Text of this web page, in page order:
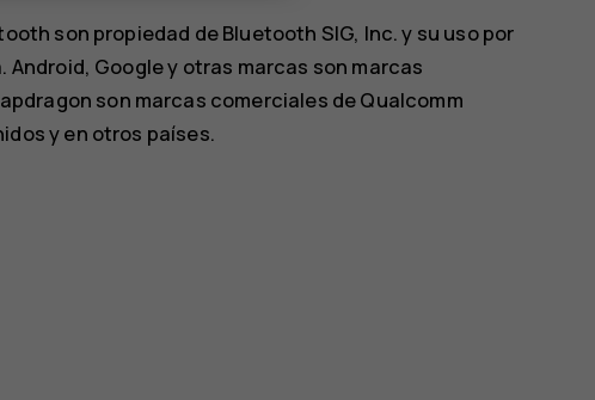
son propiedad de Bluetooth SIG, Inc. y su uso por
Google y otras marcas son marcas
son marcas comerciales de Qualcomm
y en otros países.